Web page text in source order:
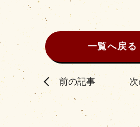
一覧へ戻る
前の記事